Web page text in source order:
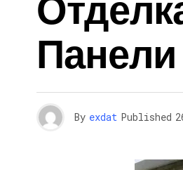
Панели
By exdat Published